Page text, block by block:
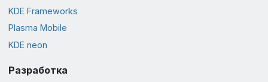
KDE Frameworks
Plasma Mobile
KDE neon
Разработка